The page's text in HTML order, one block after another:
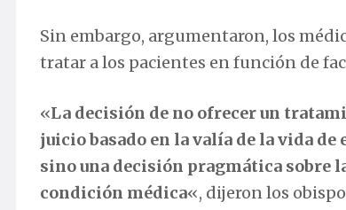
Sin embargo, argumentaron, los
tratar a los pacientes en función de
«La decisión de no ofrecer un
juicio basado en la valía de la vida
sino una decisión pragmática sobre
condición médica«, dijeron los